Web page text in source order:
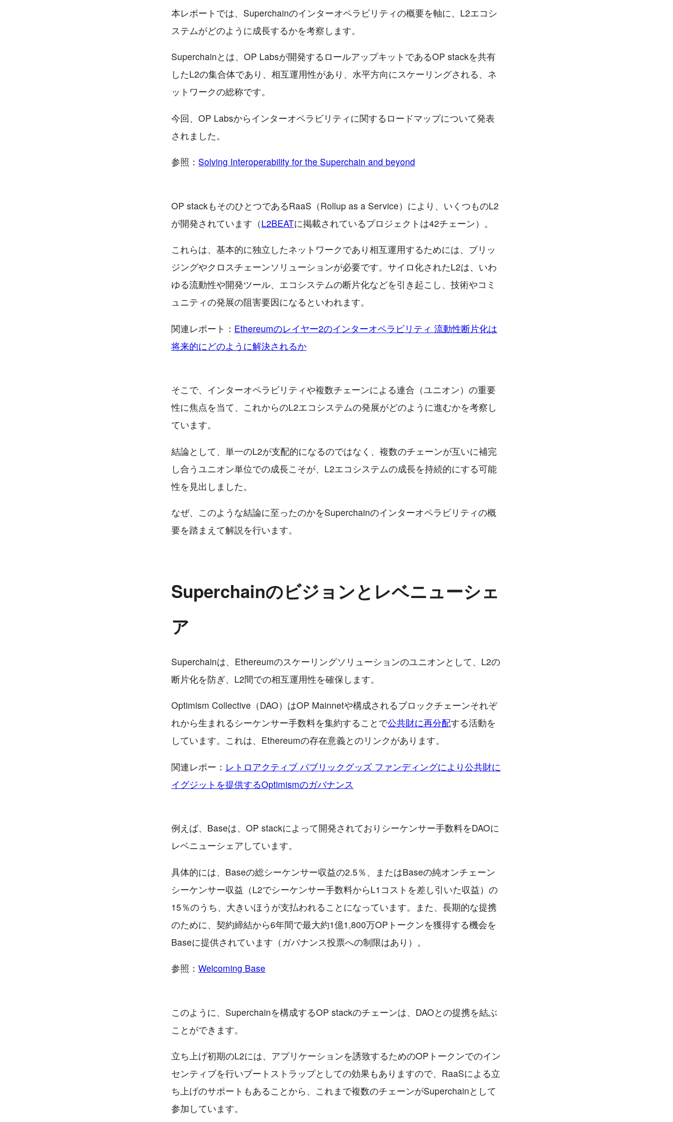
本レポートでは、Superchainのインターオペラビリティの概要を軸に、L2エコシ
ステムがどのように成長するかを考察します。
Superchainとは、OP Labsが開発するロールアップキットであるOP stackを共有
したL2の集合体であり、相互運用性があり、水平方向にスケーリングされる、ネ
ットワークの総称です。
今回、OP Labsからインターオペラビリティに関するロードマップについて発表
されました。
参照： Solving Interoperability for the Superchain and beyond
OP stackもそのひとつであるRaaS（Rollup as a Service）により、いくつものL2
が開発されています（L2BEATに掲載されているプロジェクトは42チェーン）。
これらは、基本的に独立したネットワークであり相互運用するためには、ブリッ
ジングやクロスチェーンソリューションが必要です。サイロ化されたL2は、いわ
ゆる流動性や開発ツール、エコシステムの断片化などを引き起こし、技術やコミ
ュニティの発展の阻害要因になるといわれます。
関連レポート： Ethereumのレイヤー2のインターオペラビリティ 流動性断片化は
将来的にどのように解決されるか
そこで、インターオペラビリティや複数チェーンによる連合（ユニオン）の重要
性に焦点を当て、これからのL2エコシステムの発展がどのように進むかを考察し
ています。
結論として、単一のL2が支配的になるのではなく、複数のチェーンが互いに補完
し合うユニオン単位での成長こそが、L2エコシステムの成長を持続的にする可能
性を見出しました。
なぜ、このような結論に至ったのかをSuperchainのインターオペラビリティの概
要を踏まえて解説を行います。
Superchainのビジョンとレベニューシェ
ア
Superchainは、Ethereumのスケーリングソリューションのユニオンとして、L2の
断片化を防ぎ、L2間での相互運用性を確保します。
Optimism Collective（DAO）はOP Mainnetや構成されるブロックチェーンそれぞ
れから生まれるシーケンサー手数料を集約することで公共財に再分配する活動を
しています。これは、Ethereumの存在意義とのリンクがあります。
関連レポー： レトロアクティブ パブリックグッズ ファンディングにより公共財に
イグジットを提供するOptimismのガバナンス
例えば、Baseは、OP stackによって開発されておりシーケンサー手数料をDAOに
レベニューシェアしています。
具体的には、Baseの総シーケンサー収益の2.5％、またはBaseの純オンチェーン
シーケンサー収益（L2でシーケンサー手数料からL1コストを差し引いた収益）の
15％のうち、大きいほうが支払われることになっています。また、長期的な提携
のために、契約締結から6年間で最大約1億1,800万OPトークンを獲得する機会を
Baseに提供されています（ガバナンス投票への制限はあり）。
参照： Welcoming Base
このように、Superchainを構成するOP stackのチェーンは、DAOとの提携を結ぶ
ことができます。
立ち上げ初期のL2には、アプリケーションを誘致するためのOPトークンでのイン
センティブを行いブートストラップとしての効果もありますので、RaaSによる立
ち上げのサポートもあることから、これまで複数のチェーンがSuperchainとして
参加しています。